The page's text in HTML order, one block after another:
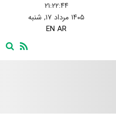
۲۱:۲۲:۴۵
۱۴۰۵ مرداد ۱۷, شنبه
EN AR